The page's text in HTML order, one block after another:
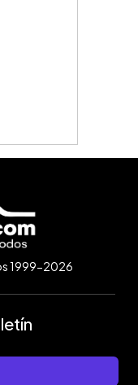
1999-2026